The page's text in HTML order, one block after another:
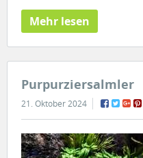
Mehr lesen
Purpurziersalmler
21. Oktober 2024